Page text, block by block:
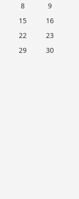
8
9
15
16
22
23
29
30